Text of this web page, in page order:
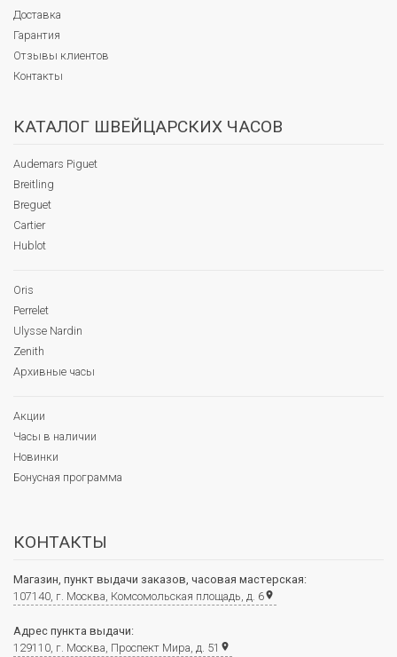
Доставка
Гарантия
Отзывы клиентов
Контакты
КАТАЛОГ ШВЕЙЦАРСКИХ ЧАСОВ
Audemars Piguet
Breitling
Breguet
Cartier
Hublot
Oris
Perrelet
Ulysse Nardin
Zenith
Архивные часы
Акции
Часы в наличии
Новинки
Бонусная программа
КОНТАКТЫ
Магазин, пункт выдачи заказов, часовая мастерская:
107140, г. Москва, Комсомольская площадь, д. 6place
Адрес пункта выдачи:
129110, г. Москва, Проспект Мира, д. 51 place